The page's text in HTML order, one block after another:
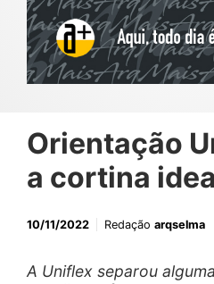
Orientação
a cortina
10/11/2022 Redação arqselma
A Uniflex separou